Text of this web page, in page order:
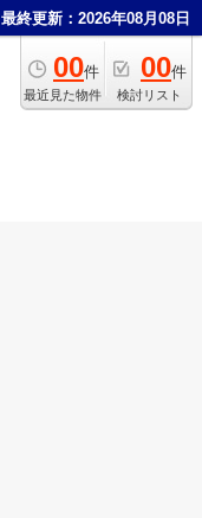
最終更新：2026年08月08日
00件
最近見た物件
00件
検討リスト